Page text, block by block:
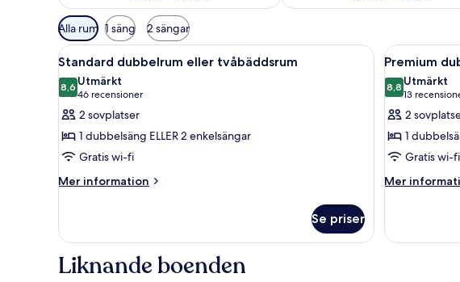
Tillgängliga
filter
för
rum
Alla rum 1 säng 2 sängar
Öppna
alla
foton
för
Standard
dubbelrum
eller
tvåbäddsrum
Ett hotellrum med en stor säng, två kuddar, ett
3
Standard dubbelrum eller tvåbäddsrum
8,68,6 av 10
Utmärkt
46 recensioner
(46 recensioner)
2 sovplatser
1 dubbelsäng ELLER 2 enkelsängar
Gratis wi-fi
Mer information
Mer
dubbelrum
eller
tvåbäddsrum
Se priser
Öppna
alla
foton
för
Premium
eller
7
Premium
8,88,8 av 10
Utmärkt
13
(13
2
1
Gratis wi-fi
Mer
Mer
dubbelrum
Liknande boenden